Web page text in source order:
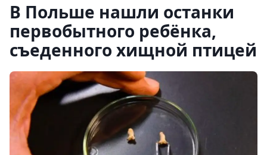
В Польше нашли останки
первобытного ребёнка,
съеденного хищной птицей